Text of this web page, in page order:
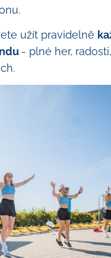
užít pravidelně
- plné her,